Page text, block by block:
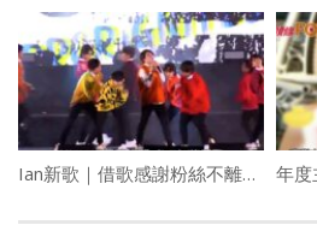
Ian新歌｜借歌感謝粉絲不離不棄 MV跟袁澧林同演精神病患者